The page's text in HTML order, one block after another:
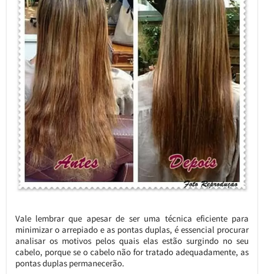
Vale lembrar que apesar de ser uma técnica eficiente para
minimizar o arrepiado e as pontas duplas, é essencial procurar
analisar os motivos pelos quais elas estão surgindo no seu
cabelo, porque se o cabelo não for tratado adequadamente, as
pontas duplas permanecerão.